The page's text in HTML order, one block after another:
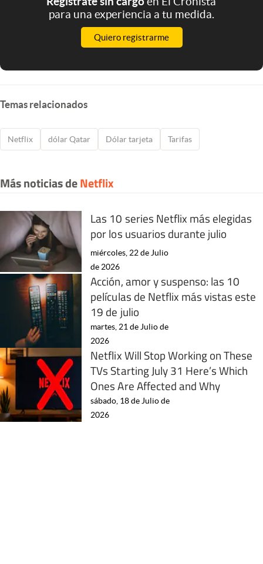
para una experiencia a tu medida.
Quiero registrarme
Temas relacionados
Netflix dólar Qatar Dólar tarjeta Tarifas
Más noticias deNetflix
Las 10 series Netflix más elegidas
por los usuarios durante julio
miércoles, 22 de Julio
de 2026
Acción, amor y suspenso: las 10
películas de Netflix más vistas este
19 de julio
martes, 21 de Julio de
2026
Netflix Will Stop Working on These
TVs Starting July 31 Here’s Which
Ones Are Affected and Why
sábado, 18 de Julio de
2026